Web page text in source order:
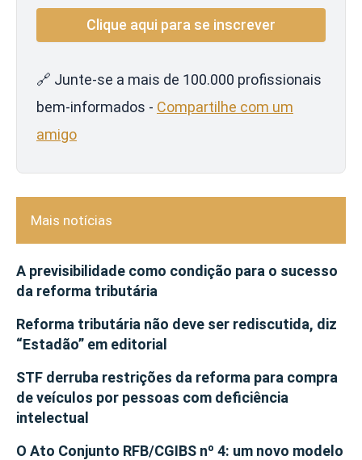
🔗 Junte-se a mais de 100.000 profissionais
bem-informados - Compartilhe com um
amigo
Mais notícias
A previsibilidade como condição para o sucesso
da reforma tributária
Reforma tributária não deve ser rediscutida, diz
“Estadão” em editorial
STF derruba restrições da reforma para compra
de veículos por pessoas com deficiência
intelectual
O Ato Conjunto RFB/CGIBS nº 4: um novo modelo